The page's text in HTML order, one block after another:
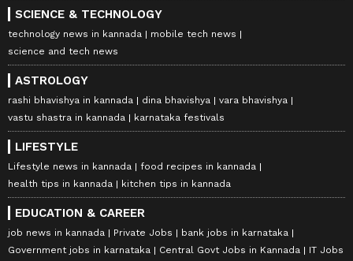
SCIENCE & TECHNOLOGY
technology news in kannada
mobile tech news
science and tech news
ASTROLOGY
rashi bhavishya in kannada dina bhavishya
vara bhavishya
vastu shastra in kannada
karnataka festivals
LIFESTYLE
Lifestyle news in kannada
food recipes in kannada
health tips in kannada
kitchen tips in kannada
EDUCATION & CAREER
job news in kannada Private Jobs
bank jobs in karnataka
Government jobs in karnataka
Central Govt Jobs in Kannada IT Jobs